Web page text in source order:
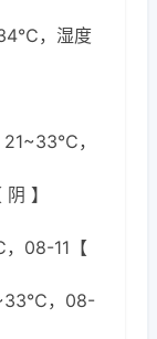
34℃，湿度
21~33℃，
】
08-11【
，08-